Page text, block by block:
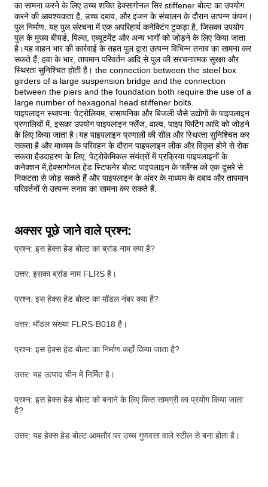
का सामना करने के लिए उच्च शक्ति हेक्सागोनल सिर stiffener बोल्ट का उपयोग
करने की आवश्यकता है, उच्च दबाव, और इंजन के संचालन के दौरान उत्पन्न कंपन।
पुल निर्माण: यह पुल संरचना में एक अपरिहार्य कनेक्टिंग टुकड़ा है, जिसका उपयोग
पुल के मुख्य बीयर्ड, पिल्स, एब्यूटमेंट और अन्य भागों को जोड़ने के लिए किया जाता
है।यह वाहन भार की कार्रवाई के तहत पुल द्वारा उत्पन्न विभिन्न तनाव का सामना कर
सकते हैं, हवा के भार, तापमान परिवर्तन आदि से पुल की संरचनात्मक सुरक्षा और
स्थिरता सुनिश्चित होती है। the connection between the steel box
girders of a large suspension bridge and the connection
between the piers and the foundation both require the use of a
large number of hexagonal head stiffener bolts.
पाइपलाइन स्थापना: पेट्रोलियम, रासायनिक और बिजली जैसे उद्योगों के पाइपलाइन
प्रणालियों में, इसका उपयोग पाइपलाइन फ्लैंज, वाल्व, पाइप फिटिंग आदि को जोड़ने
के लिए किया जाता है।यह पाइपलाइन प्रणाली की सील और स्थिरता सुनिश्चित कर
सकता है और माध्यम के परिवहन के दौरान पाइपलाइन लीक और विकृत होने से रोक
सकता हैउदाहरण के लिए, पेट्रोकेमिकल संयंत्रों में प्रक्रिया पाइपलाइनों के
कनेक्शन में,हेक्सागोनल हेड स्टिफनेर बोल्ट पाइपलाइन के फ्लैंग्स को एक दूसरे से
निकटता से जोड़ सकते हैं और पाइपलाइन के अंदर के माध्यम के दबाव और तापमान
परिवर्तनों से उत्पन्न तनाव का सामना कर सकते हैं.
अक्सर पूछे जाने वाले प्रश्न:
प्रश्न: इस हेक्स हेड बोल्ट का ब्रांड नाम क्या है?
उत्तर: इसका ब्रांड नाम FLRS है।
प्रश्न: इस हेक्स हेड बोल्ट का मॉडल नंबर क्या है?
उत्तर: मॉडल संख्या FLRS-B018 है।
प्रश्न: इस हेक्स हेड बोल्ट का निर्माण कहाँ किया जाता है?
उत्तर: यह उत्पाद चीन में निर्मित है।
प्रश्न: इस हेक्स हेड बोल्ट को बनाने के लिए किस सामग्री का प्रयोग किया जाता
है?
उत्तर: यह हेक्स हेड बोल्ट आमतौर पर उच्च गुणवत्ता वाले स्टील से बना होता है।